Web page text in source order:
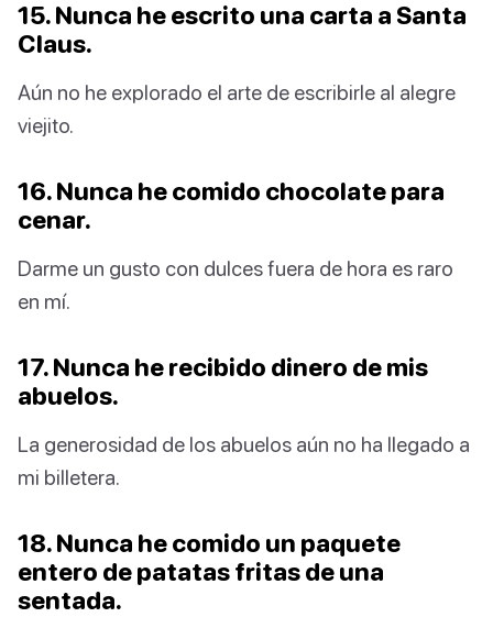
15. Nunca he escrito una carta a Santa
Claus.
Aún no he explorado el arte de escribirle al alegre
viejito.
16. Nunca he comido chocolate para
cenar.
Darme un gusto con dulces fuera de hora es raro
en mí.
17. Nunca he recibido dinero de mis
abuelos.
La generosidad de los abuelos aún no ha llegado a
mi billetera.
18. Nunca he comido un paquete
entero de patatas fritas de una
sentada.